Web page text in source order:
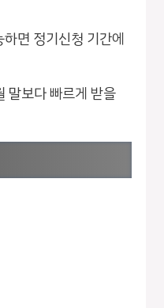
면 정기신청 기간에
말보다 빠르게 받을